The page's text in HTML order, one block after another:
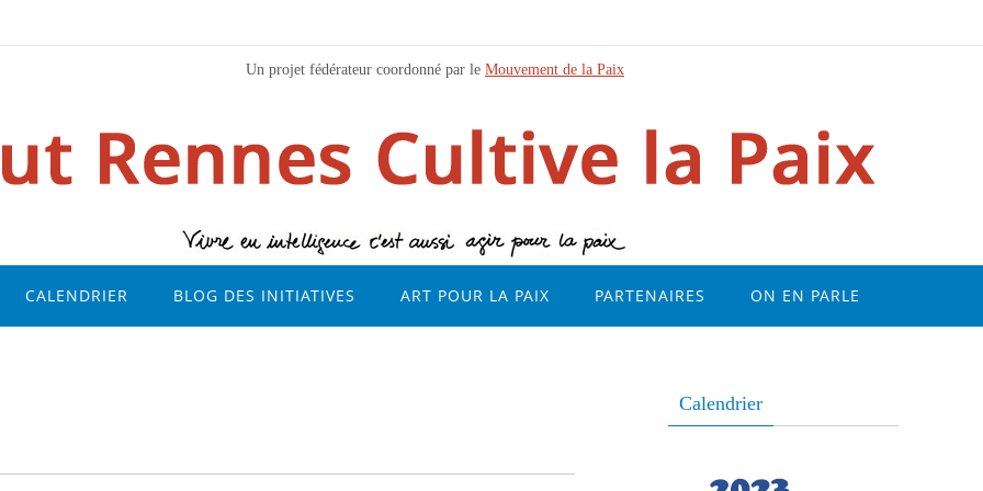
Un projet fédérateur coordonné par le Mouvement de la Paix
CALENDRIER BLOG DES INITIATIVES ART POUR LA PAIX PARTENAIRES ON EN PARLE
Calendrier